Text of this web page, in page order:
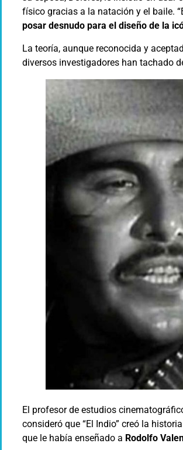
físico gracias a la natación y el baile.
posar desnudo para el diseño de la
La teoría, aunque reconocida y
diversos investigadores han tachado
El profesor de estudios
consideró que “El Indio” creó la
que le había enseñado a Rodolfo